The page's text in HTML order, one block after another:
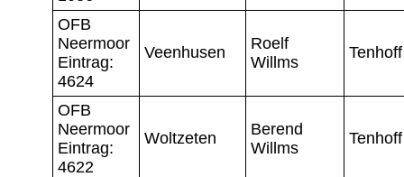
OFB
Neermoor
Eintrag:
4624
Veenhusen
Roelf
Willms
Tenhoff
OFB
Neermoor
Eintrag:
4622
Woltzeten
Berend
Willms
Tenhoff